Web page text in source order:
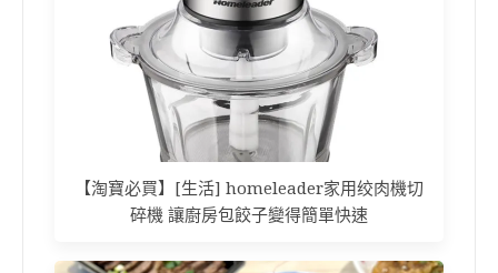
【淘寶必買】[生活] homeleader家用绞肉機切
碎機 讓廚房包餃子變得簡單快速